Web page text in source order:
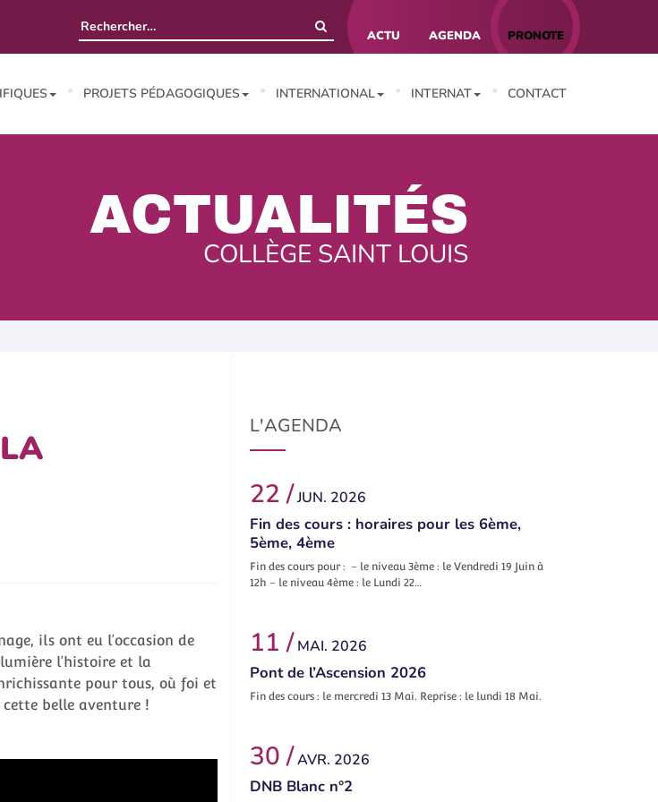
Rechercher :
PRONOTE
AGENDA
ACTU
PROJETS PÉDAGOGIQUES INTERNATIONAL INTERNAT CONTACT
ACTUALITÉS
COLLÈGE SAINT LOUIS
ils ont eu l’occasion de
l’histoire et la
pour tous, où foi et
cette belle aventure !
L'AGENDA
22 /JUN. 2026
Fin des cours : horaires pour les 6ème,
5ème, 4ème
Fin des cours pour : – le niveau 3ème : le Vendredi 19 Juin à
12h – le niveau 4ème : le Lundi 22…
11 / MAI. 2026
Pont de l’Ascension 2026
Fin des cours : le mercredi 13 Mai. Reprise : le lundi 18 Mai.
30 /AVR. 2026
DNB Blanc n°2